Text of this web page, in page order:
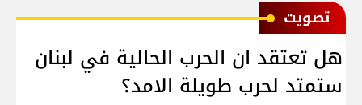
ﺗﺼﻮﻳﺖ
هل تعتقد ان الحرب الحالية في لبنان
ستمتد لحرب طويلة الامد؟